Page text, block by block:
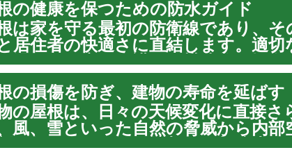
の健康を保つための防水ガイド
は家を守る最初の防衛線であり、
居住者の快適さに直結します。適切
湿気から家を保護し、構造的な損傷
で不可欠です。この記事では、屋根
さまざまな方法、メンテナ...
の損傷を防ぎ、建物の寿命を延ばす
の屋根は、日々の天候変化に直接さ
風、雪といった自然の脅威から内部
を担っています。適切な屋根防水